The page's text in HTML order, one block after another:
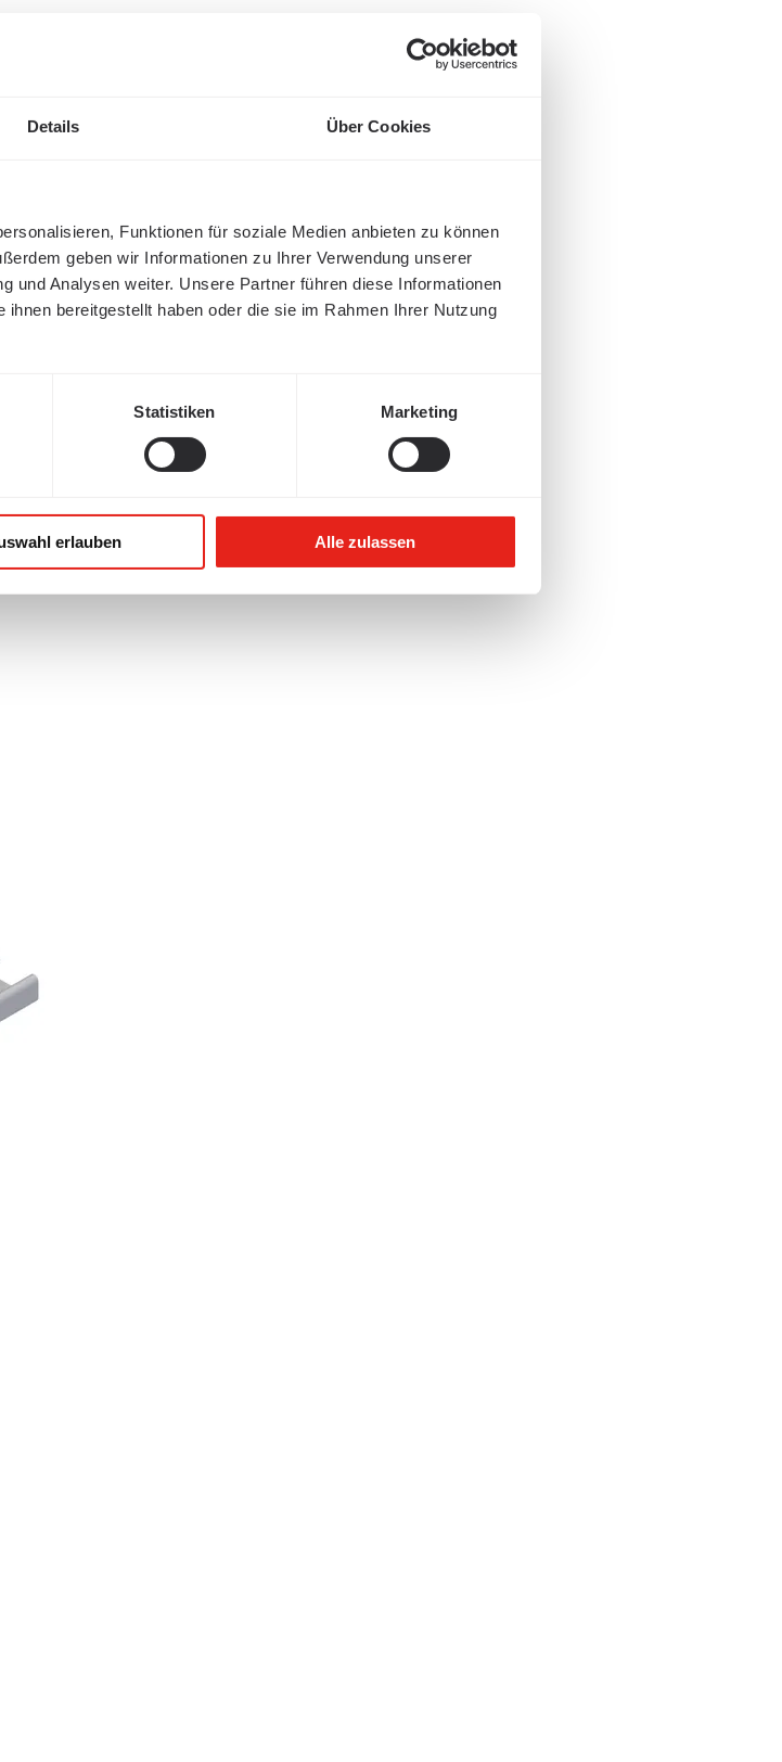
Details Über Cookies
Funktionen für soziale Medien anbieten zu können
geben wir Informationen zu Ihrer Verwendung unserer
und Analysen weiter. Unsere Partner führen diese Informationen
bereitgestellt haben oder die sie im Rahmen Ihrer Nutzung
Statistiken Marketing
erlauben Alle zulassen